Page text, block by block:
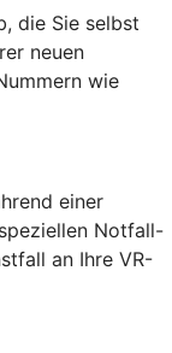
die Sie selbst
neuen
wie
einer
Notfall-
an Ihre VR-